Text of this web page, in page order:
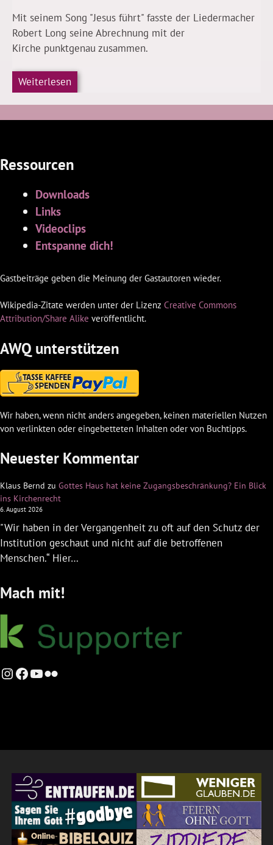
Mit seinem Song "Jesus führt" fasste der Liedermacher
Robert Long seine Abrechnung mit der
Kirche punktgenau zusammen.
Weiterlesen
Ressourcen
Downloads
Links
Videoclips
Entspanne dich!
Gastbeiträge geben die Meinung der Gastautoren wieder.
Wikipedia-Zitate werden unter der Lizenz Creative Commons
Attribution/Share Alike veröffentlicht.
AWQ unterstützen
Wir haben, wenn nicht anders angegeben, keinen materiellen Nutzen
von verlinkten oder eingebetteten Inhalten oder von Buchtipps.
Neuester Kommentar
Klaus Bernd zu Gottes Haus hat keine Zugangsbeschränkung? Ein Blick
ins Kirchenrecht
6. August 2026
"Wir haben in der Vergangenheit zu oft auf den Schutz der
Institution geschaut und nicht auf die betroffenen
Menschen.“ Hier…
Mach mit!
Instagram
Facebook
YouTube
Flickr